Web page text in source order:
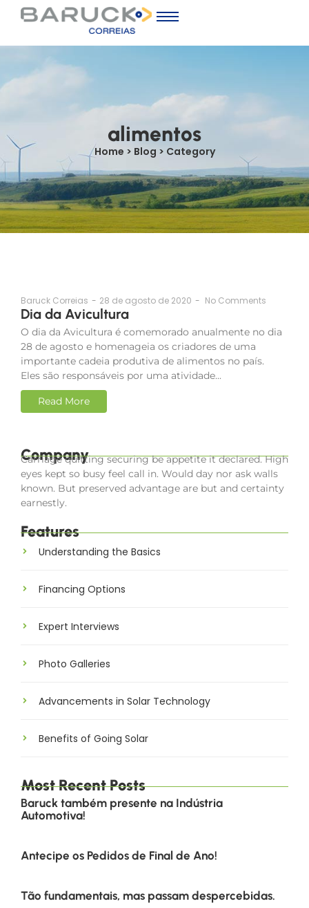
alimentos
Home > Blog > Category
Baruck Correias - 28 de agosto de 2020 - No Comments
Dia da Avicultura
O dia da Avicultura é comemorado anualmente no dia
28 de agosto e homenageia os criadores de uma
importante cadeia produtiva de alimentos no país.
Eles são responsáveis por uma atividade...
Read More
Company
Carriage quitting securing be appetite it declared. High
eyes kept so busy feel call in. Would day nor ask walls
known. But preserved advantage are but and certainty
earnestly.
Features
Understanding the Basics
Financing Options
Expert Interviews
Photo Galleries
Advancements in Solar Technology
Benefits of Going Solar
Most Recent Posts
Baruck também presente na Indústria
Automotiva!
Antecipe os Pedidos de Final de Ano!
Tão fundamentais, mas passam despercebidas.